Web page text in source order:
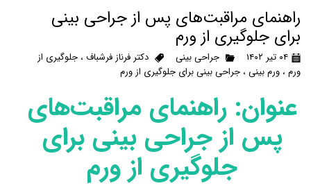
راهنمای مراقبت‌های پس از جراحی بینی
برای جلوگیری از ورم
۰۴ تیر ۱۴۰۲ جراحی بینی دکتر فرناز فرشباف، جلوگیری از
ورم، ورم بینی، جراحی بینی برای جلوگیری از ورم
عنوان: راهنمای مراقبت‌های
پس از جراحی بینی برای
جلوگیری از ورم